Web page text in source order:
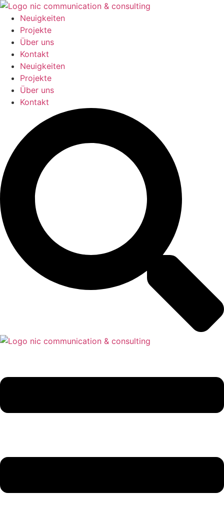
Zum
Inhalt
springen
Neuigkeiten
Projekte
Über uns
Kontakt
Neuigkeiten
Projekte
Über uns
Kontakt